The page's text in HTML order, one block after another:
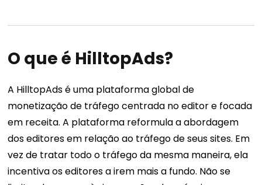
O que é HilltopAds?
A HilltopAds é uma plataforma global de
monetização de tráfego centrada no editor e focada
em receita. A plataforma reformula a abordagem
dos editores em relação ao tráfego de seus sites. Em
vez de tratar todo o tráfego da mesma maneira, ela
incentiva os editores a irem mais a fundo. Não se